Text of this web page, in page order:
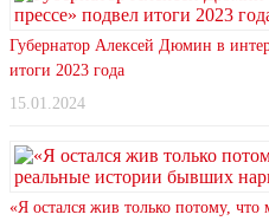
Губернатор Алексей Дюмин в
итоги 2023 года
15.01.2024
«Я остался жив только потому,